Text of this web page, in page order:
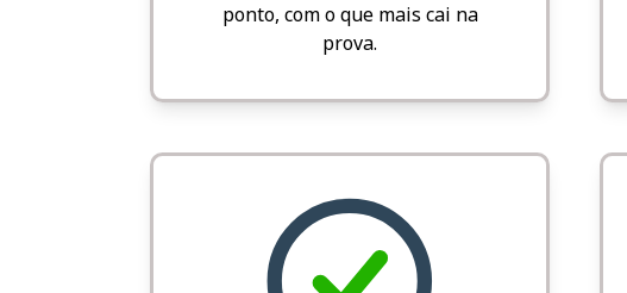
ponto, com o que mais cai na
prova.